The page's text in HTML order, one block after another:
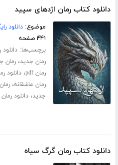
دانلود کتاب رمان اژدهای سپید
موضوع:دانلود
۴۴۱ صفحه
برچسب‌ها:دانلود
رمان جدید،رمان
رمان pdf ،دانلود
رمان عاشقانه،
جدید،دانلود
دانلود کتاب رمان گرگ سیاه